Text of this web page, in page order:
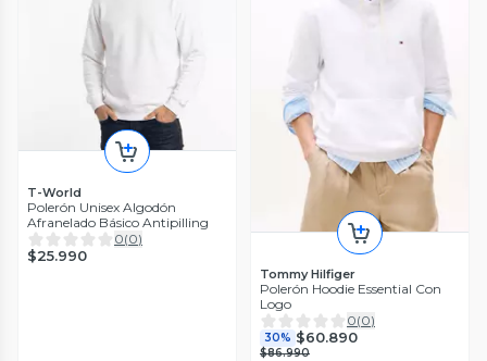
T-World
Polerón Unisex Algodón
Afranelado Básico Antipilling
0(0)
$25.990
Tommy Hilfiger
Polerón Hoodie Essential Con
Logo
0(0)
30% $60.890
$86.990